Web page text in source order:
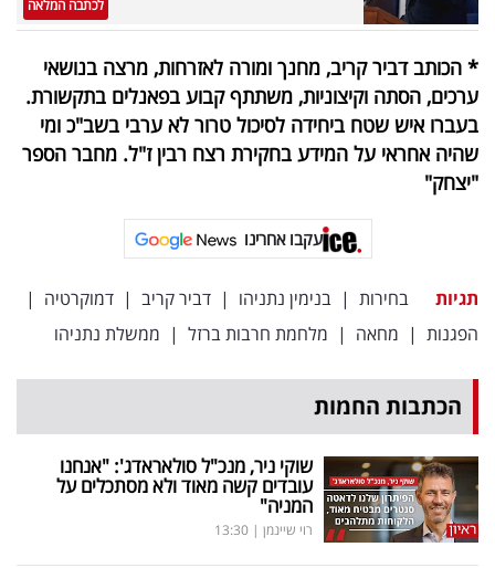
לכתבה המלאה
* הכותב דביר קריב, מחנך ומורה לאזרחות, מרצה בנושאי
ערכים, הסתה וקיצוניות, משתתף קבוע בפאנלים בתקשורת.
בעברו איש שטח ביחידה לסיכול טרור לא ערבי בשב"כ ומי
שהיה אחראי על המידע בחקירת רצח רבין ז"ל. מחבר הספר
"יצחק"
עקבו אחרינו
תגיות בחירות | בנימין נתניהו | דביר קריב | דמוקרטיה |
הפגנות | מחאה | מלחמת חרבות ברזל | ממשלת נתניהו
הכתבות החמות
שוקי ניר, מנכ"ל סולאראדג': "אנחנו
עובדים קשה מאוד ולא מסתכלים על
המניה"
רוי שיינמן |
13:30